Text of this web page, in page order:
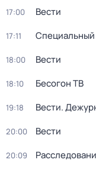
17:00 Вести
17:11
18:00 Вести
18:10 Бесогон ТВ
19:18 Вести.
20:00 Вести
20:09